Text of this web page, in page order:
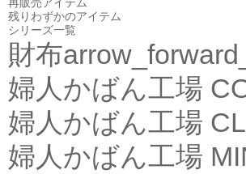
再販売アイテム
残りわずかのアイテム
シリーズ一覧
財布
婦人かばん工場
婦人かばん工場
婦人かばん工場